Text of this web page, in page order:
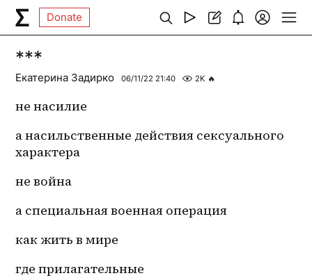
Donate
***
Екатерина Задирко 06/11/22 21:40 2K 🔥
не насилие
а насильственные действия сексуального
характера
не война
а специальная военная операция
как жить в мире
где прилагательные